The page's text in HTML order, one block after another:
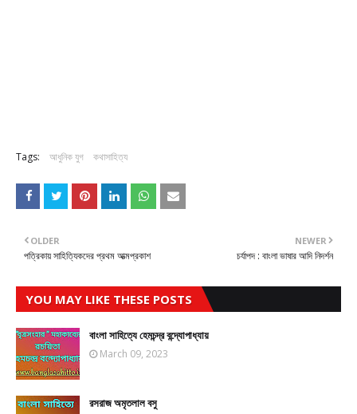
Tags: আধুনিক যুগ কথাসাহিত্য
NEWER
চর্যাপদ : বাংলা ভাষার আদি নিদর্শন
OLDER
পত্রিকায় সাহিত্যিকদের প্রথম আত্মপ্রকাশ
YOU MAY LIKE THESE POSTS
বাংলা সাহিত্যে হেমচন্দ্র বন্দ্যোপাধ্যায়
March 09, 2023
রসরাজ অমৃতলাল বসু